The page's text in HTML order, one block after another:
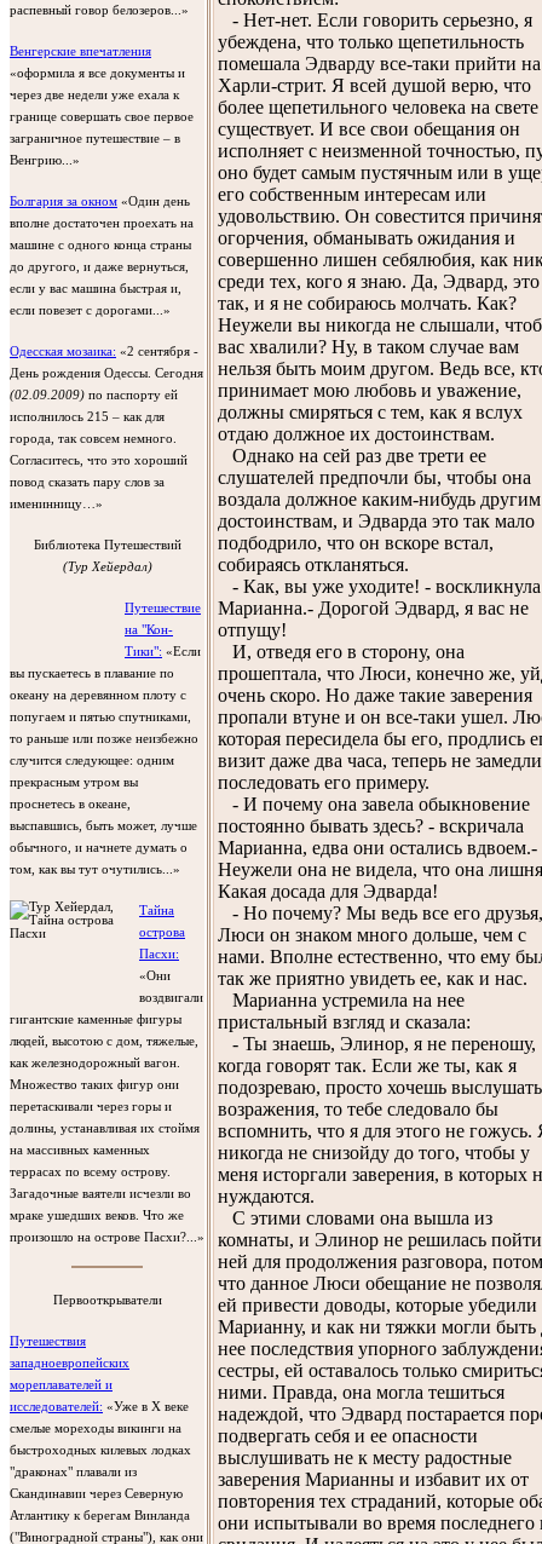
распевный говор белозеров...»
Венгерские впечатления
«оформила я все документы и
через две недели уже ехала к
границе совершать свое первое
заграничное путешествие – в
Венгрию...»
Болгария за окном «Один день
вполне достаточен проехать на
машине с одного конца страны
до другого, и даже вернуться,
если у вас машина быстрая и,
если повезет с дорогами...»
Одесская мозаика: «2 сентября -
День рождения Одессы. Сегодня
(02.09.2009) по паспорту ей
исполнилось 215 – как для
города, так совсем немного.
Согласитесь, что это хороший
повод сказать пару слов за
именинницу…»
Библиотека Путешествий
(Тур Хейердал)
Путешествие
на "Кон-
Тики": «Если
вы пускаетесь в плавание по
океану на деревянном плоту с
попугаем и пятью спутниками,
то раньше или позже неизбежно
случится следующее: одним
прекрасным утром вы
проснетесь в океане,
выспавшись, быть может, лучше
обычного, и начнете думать о
том, как вы тут очутились...»
Тайна
острова
Пасхи:
«Они
воздвигали
гигантские каменные фигуры
людей, высотою с дом, тяжелые,
как железнодорожный вагон.
Множество таких фигур они
перетаскивали через горы и
долины, устанавливая их стоймя
на массивных каменных
террасах по всему острову.
Загадочные ваятели исчезли во
мраке ушедших веков. Что же
произошло на острове Пасхи?...»
Первооткрыватели
Путешествия
западноевропейских
мореплавателей и
исследователей: «Уже в X веке
смелые мореходы викинги на
быстроходных килевых лодках
"драконах" плавали из
Скандинавии через Северную
Атлантику к берегам Винланда
("Виноградной страны"), как они
- Нет-нет. Если говорить серьезно, я
убеждена, что только щепетильность
помешала Эдварду все-таки прийти на
Харли-стрит. Я всей душой верю, что
более щепетильного человека на
существует. И все свои обещания он
исполняет с неизменной точностью,
оно будет самым пустячным или в
его собственным интересам или
удовольствию. Он совестится
огорчения, обманывать ожидания и
совершенно лишен себялюбия, как
среди тех, кого я знаю. Да, Эдвард, это
так, и я не собираюсь молчать. Как?
Неужели вы никогда не слышали,
вас хвалили? Ну, в таком случае вам
нельзя быть моим другом. Ведь все,
принимает мою любовь и уважение,
должны смиряться с тем, как я вслух
отдаю должное их достоинствам.
Однако на сей раз две трети ее
слушателей предпочли бы, чтобы она
воздала должное каким-нибудь другим
достоинствам, и Эдварда это так мало
подбодрило, что он вскоре встал,
собираясь откланяться.
- Как, вы уже уходите! - воскликнула
Марианна.- Дорогой Эдвард, я вас не
отпущу!
И, отведя его в сторону, она
прошептала, что Люси, конечно же,
очень скоро. Но даже такие заверения
пропали втуне и он все-таки ушел.
которая пересидела бы его, продлись
визит даже два часа, теперь не
последовать его примеру.
- И почему она завела обыкновение
постоянно бывать здесь? - вскричала
Марианна, едва они остались вдвоем.-
Неужели она не видела, что она
Какая досада для Эдварда!
- Но почему? Мы ведь все его
Люси он знаком много дольше, чем с
нами. Вполне естественно, что ему
так же приятно увидеть ее, как и нас.
Марианна устремила на нее
пристальный взгляд и сказала:
- Ты знаешь, Элинор, я не переношу,
когда говорят так. Если же ты, как я
подозреваю, просто хочешь выслушать
возражения, то тебе следовало бы
вспомнить, что я для этого не гожусь.
никогда не снизойду до того, чтобы у
меня исторгали заверения, в которых
нуждаются.
С этими словами она вышла из
комнаты, и Элинор не решилась пойти
ней для продолжения разговора,
что данное Люси обещание не
ей привести доводы, которые
Марианну, и как ни тяжки могли быть
нее последствия упорного
сестры, ей оставалось только
ними. Правда, она могла тешиться
надеждой, что Эдвард постарается
подвергать себя и ее опасности
выслушивать не к месту радостные
заверения Марианны и избавит их от
повторения тех страданий, которые
они испытывали во время последнего